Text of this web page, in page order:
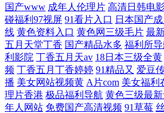
国产www 成年人伦理片 高清日韩电
碰福利97视屏 91看片入口 日本国产
线 黄色资料入口 黄色网三级毛片 最
五月天堂丁香 国产精品水多 福利所导
利影院 丁香五月天av 18日本三级全黄
频 丁香五月丁香婷婷 91精品又 爱豆
播 美女网站视频黄 A片com 美女福利
理片香港 极品福利导航 黄色三级最
年人网站 免费国产高清视频 91草莓